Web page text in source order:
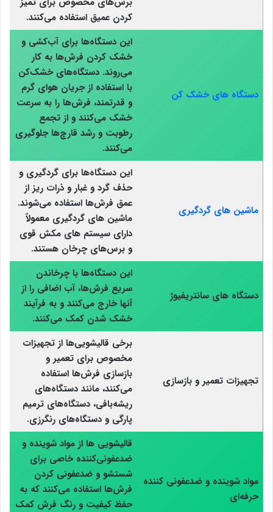
کردن عمیق استفاده می‌کنند.
دستگاه‌ های خشک‌ کن
این دستگاه‌ها برای آب‌کشی و
خشک کردن فرش‌ها به کار
می‌روند. دستگاه‌های خشک‌کن
با استفاده از جریان هوای گرم
و قدرتمند، فرش‌ها را به سرعت
خشک می‌کنند و از تجمع
رطوبت و رشد قارچ‌ها جلوگیری
می‌کنند.
ماشین‌ های گردگیری
این دستگاه‌ها برای گردگیری و
حذف گرد و غبار و ذرات ریز از
عمق فرش‌ها استفاده می‌شوند.
ماشین‌ های گردگیری معمولاً
دارای سیستم‌ های مکش قوی
و برس‌های چرخان هستند.
دستگاه‌ های سانتریفیوژ
این دستگاه‌ها با چرخاندن
سریع فرش‌ها، آب اضافی را از
آنها خارج می‌کنند و به فرآیند
خشک شدن کمک می‌کنند.
تجهیزات تعمیر و بازسازی
برخی قالیشویی‌ها از تجهیزات
مخصوص برای تعمیر و
بازسازی فرش‌ها استفاده
می‌کنند، مانند دستگاه‌های
ریشه‌بافی، دستگاه‌های ترمیم
پارگی و دستگاه‌های رنگرزی.
مواد شوینده و ضدعفونی‌ کننده
حرفه‌ای
قالیشویی‌ ها از مواد شوینده و
ضدعفونی‌کننده خاصی برای
شستشو و ضدعفونی کردن
فرش‌ها استفاده می‌کنند که به
حفظ کیفیت و رنگ فرش کمک